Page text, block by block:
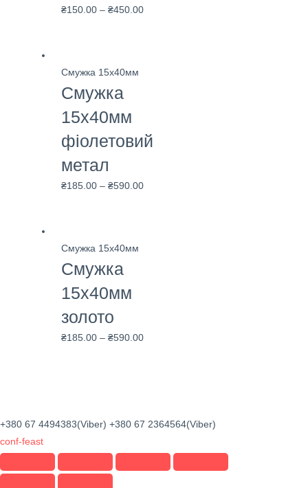
₴150.00 –₴450.00
Смужка 15х40мм
Смужка
15х40мм
фіолетовий
метал
₴185.00 –₴590.00
Смужка 15х40мм
Смужка
15х40мм
золото
₴185.00 –₴590.00
+380 67 4494383(Viber) +380 67 2364564(Viber)
conf-feast